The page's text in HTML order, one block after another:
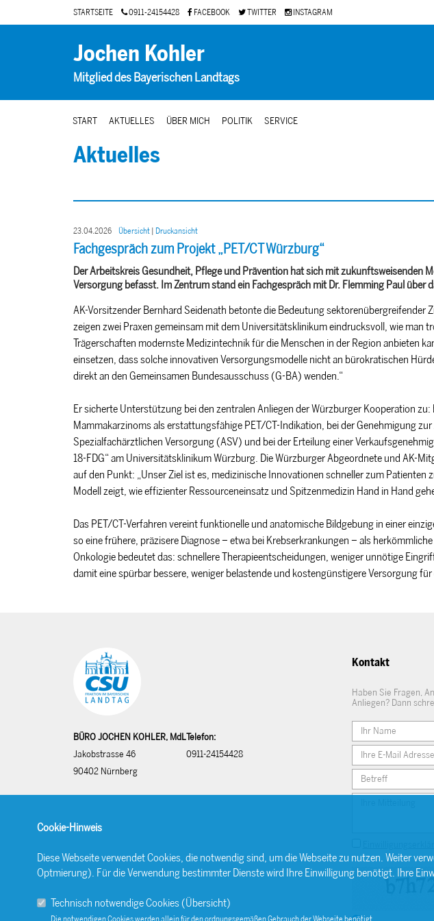
STARTSEITE 0911-24154428 FACEBOOK TWITTER INSTAGRAM
Jochen Kohler
Mitglied des Bayerischen Landtags
START AKTUELLES ÜBER MICH POLITIK SERVICE
Aktuelles
23.04.2026 Übersicht Druckansicht
Fachgespräch zum Projekt „PET/CT Würzburg“
Der Arbeitskreis Gesundheit, Pflege und Prävention hat sich mit zukunftsweisenden
Versorgung befasst. Im Zentrum stand ein Fachgespräch mit Dr. Flemming Paul über
AK-Vorsitzender Bernhard Seidenath betonte die Bedeutung sektorenübergreifender
zeigen zwei Praxen gemeinsam mit dem Universitätsklinikum eindrucksvoll, wie man
Trägerschaften modernste Medizintechnik für die Menschen in der Region anbieten
einsetzen, dass solche innovativen Versorgungsmodelle nicht an bürokratischen
direkt an den Gemeinsamen Bundesausschuss (G-BA) wenden.“
Er sicherte Unterstützung bei den zentralen Anliegen der Würzburger Kooperation zu:
Mammakarzinoms als erstattungsfähige PET/CT-Indikation, bei der Genehmigung
Spezialfachärztlichen Versorgung (ASV) und bei der Erteilung einer
18-FDG“ am Universitätsklinikum Würzburg. Die Würzburger Abgeordnete und AK-
auf den Punkt: „Unser Ziel ist es, medizinische Innovationen schneller zum Patienten
Modell zeigt, wie effizienter Ressourceneinsatz und Spitzenmedizin Hand in Hand
Das PET/CT-Verfahren vereint funktionelle und anatomische Bildgebung in einer
so eine frühere, präzisere Diagnose – etwa bei Krebserkrankungen – als
Onkologie bedeutet das: schnellere Therapieentscheidungen, weniger unnötige
damit eine spürbar bessere, weniger belastende und kostengünstigere Versorgung
BÜRO JOCHEN KOHLER, MdL
Jakobstrasse 46
90402 Nürnberg
Telefon:
0911-24154428
Kontakt
Haben Sie Fragen,
Anliegen? Dann
Cookie-Hinweis
Diese Webseite verwendet Cookies, die notwendig sind, um die Webseite zu nutzen. Weiter
Optmierung). Für die Verwendung bestimmter Dienste wird Ihre Einwilligung benötigt. Ihre
Technisch notwendige Cookies (Übersicht)
Die notwendigen Cookies werden allein für den ordnungsgemäßen Gebrauch der Webseite benötigt.